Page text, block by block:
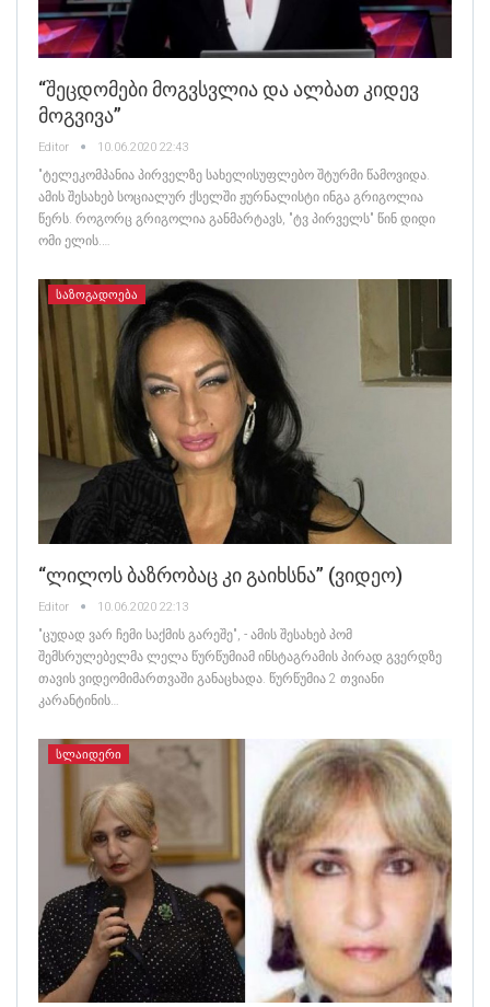
“შეცდომები Მოგვსვლია Და Ალბათ Კიდევ
Მოგვივა”
Editor 10.06.2020 22:43
"ტელეკომპანია პირველზე სახელისუფლებო შტურმი წამოვიდა.
ამის შესახებ სოციალურ ქსელში ჟურნალისტი ინგა გრიგოლია
წერს. როგორც გრიგოლია განმარტავს, "ტვ პირველს" წინ დიდი
ომი ელის.…
ᲡᲐᲖᲝᲒᲐᲓᲝᲔᲑᲐ
“ლილოს Ბაზრობაც Კი Გაიხსნა” (ვიდეო)
Editor 10.06.2020 22:13
"ცუდად ვარ ჩემი საქმის გარეშე", - ამის შესახებ პომ
შემსრულებელმა ლელა წურწუმიამ ინსტაგრამის პირად გვერდზე
თავის ვიდეომიმართვაში განაცხადა. წურწუმია 2 თვიანი
კარანტინის…
ᲡᲚᲐᲘᲓᲔᲠᲘ